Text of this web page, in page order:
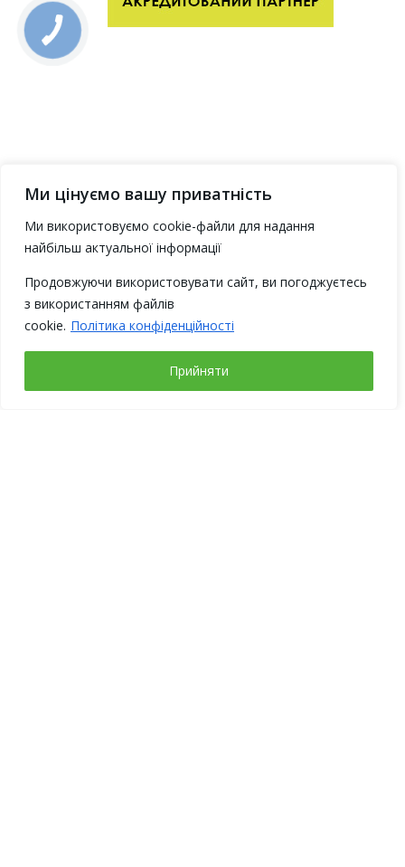
Ми цінуємо вашу приватність
Ми використовуємо cookie-файли для надання
найбільш актуальної інформації
Продовжуючи використовувати сайт, ви погоджуєтесь
з використанням файлів
cookie. Політика конфіденційності
Прийняти